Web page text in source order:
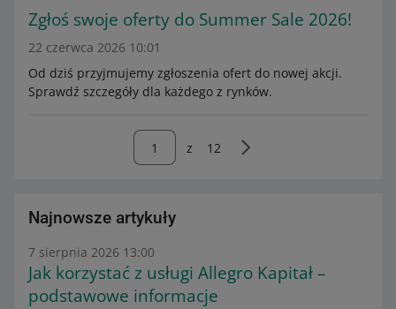
Zgłoś swoje oferty do Summer Sale 2026!
22 czerwca 2026 10:01
Od dziś przyjmujemy zgłoszenia ofert do nowej akcji.
Sprawdź szczegóły dla każdego z rynków.
z 12
Najnowsze artykuły
7 sierpnia 2026 13:00
Jak korzystać z usługi Allegro Kapitał –
podstawowe informacje